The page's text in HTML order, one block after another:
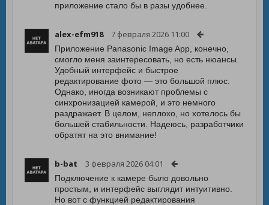
приложение стало бы в разы удобнее.
alex-efm918 7 февраля 2026 11:00
Приложение Panasonic Image App, конечно,
смогло меня заинтересовать, но есть нюансы.
Удобный интерфейс и быстрое
редактирование фото — это большой плюс.
Однако, иногда возникают проблемы с
синхронизацией камерой, и это немного
раздражает. В целом, неплохо, но хотелось бы
большей стабильности. Надеюсь, разработчики
обратят на это внимание!
b-bat 3 февраля 2026 04:01
Подключение к камере было довольно
простым, и интерфейс выглядит интуитивно.
Но вот с функцией редактирования